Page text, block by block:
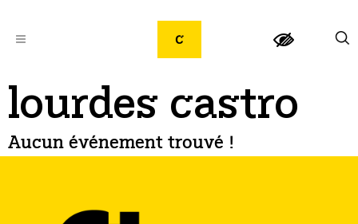
lourdes castro
Aucun événement trouvé !